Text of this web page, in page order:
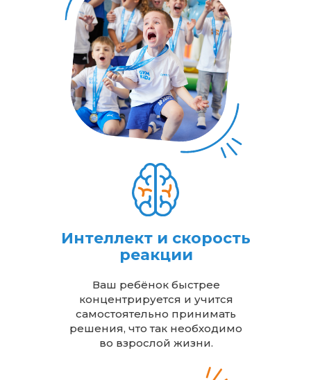
Интеллект и скорость
реакции
Ваш ребёнок быстрее
концентрируется и учится
самостоятельно принимать
решения, что так необходимо
во взрослой жизни.